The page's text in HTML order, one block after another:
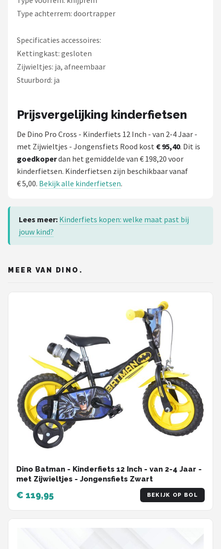
Type achterrem: doortrapper
Specificaties accessoires:
Kettingkast: gesloten
Zijwieltjes: ja, afneembaar
Stuurbord: ja
Prijsvergelijking kinderfietsen
De Dino Pro Cross - Kinderfiets 12 Inch - van 2-4 Jaar -
met Zijwieltjes - Jongensfiets Rood kost € 95,40. Dit is
goedkoperdan het gemiddelde van € 198,20 voor
kinderfietsen. Kinderfietsen zijn beschikbaar vanaf
€ 5,00. Bekijk alle kinderfietsen.
Lees meer: Kinderfiets kopen: welke maat past bij
jouw kind?
MEER VAN DINO.
Dino Batman - Kinderfiets 12 Inch - van 2-4 Jaar -
met Zijwieltjes - Jongensfiets Zwart
€ 119,95 BEKIJK OP BOL